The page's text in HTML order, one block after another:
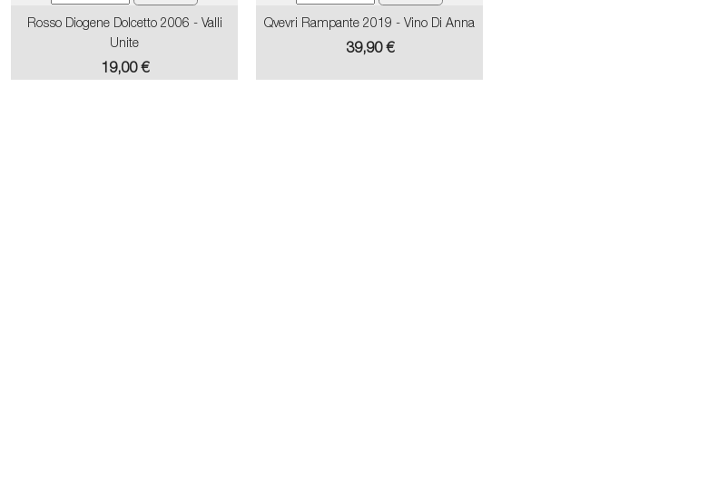
Rosso Diogene Dolcetto 2006 - Valli
Unite
Prix
19,00 €
Qvevri Rampante 2019 - Vino Di Anna
Prix
39,90 €